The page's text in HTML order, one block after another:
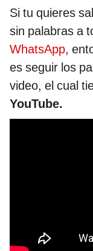
Si tu quieres
sin palabras a
WhatsApp,
es seguir los
video, el cual
YouTube.